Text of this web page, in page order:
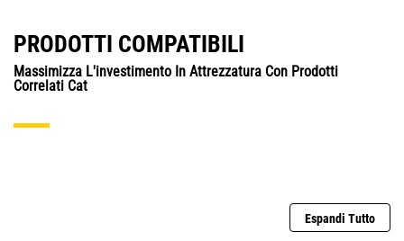
PRODOTTI COMPATIBILI
Massimizza L'investimento In Attrezzatura Con Prodotti
Correlati Cat
Espandi Tutto